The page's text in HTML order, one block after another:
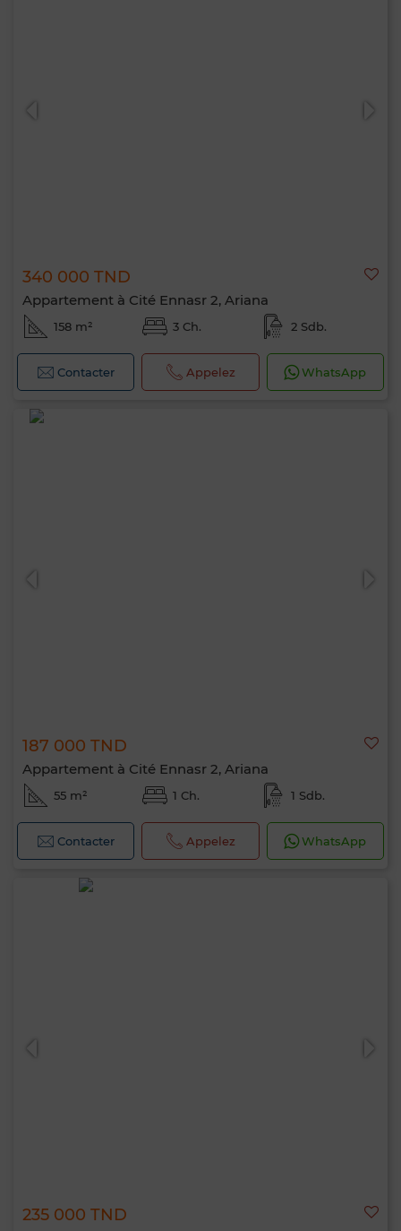
340 000 TND
Appartement à Cité Ennasr 2, Ariana
158 m² 3 Ch. 2 Sdb.
Contacter Appelez WhatsApp
187 000 TND
Appartement à Cité Ennasr 2, Ariana
55 m² 1 Ch. 1 Sdb.
Contacter Appelez WhatsApp
235 000 TND